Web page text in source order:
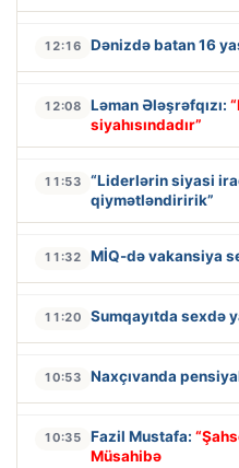
12:16 Dənizdə batan 16
12:08 Ləman Ələşrəfqızı:
siyahısındadır”
11:53
“Liderlərin siyasi
qiymətləndiririk”
11:32 MİQ-də vakansiya
11:20 Sumqayıtda sexdə
10:53 Naxçıvanda
10:35 Fazil Mustafa:
Müsahibə